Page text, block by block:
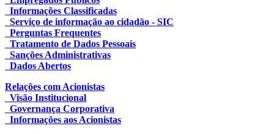
Informações Classificadas
Serviço de informação ao cidadão - SIC
Perguntas Frequentes
Tratamento de Dados Pessoais
Sanções Administrativas
Dados Abertos
Relações com Acionistas
Visão Institucional
Governança Corporativa
Informações aos Acionistas